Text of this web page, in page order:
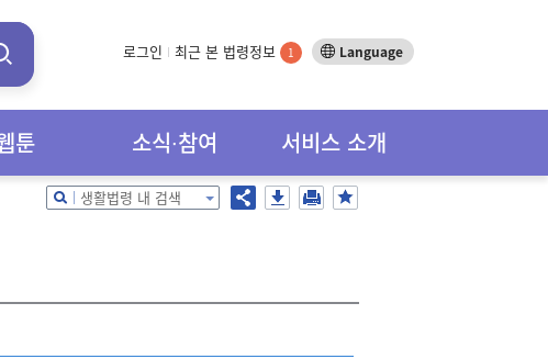
로그인 최근 본 법령정보 1 Language
툰 소식∙참여 서비스 소개
생활법령 내 검색